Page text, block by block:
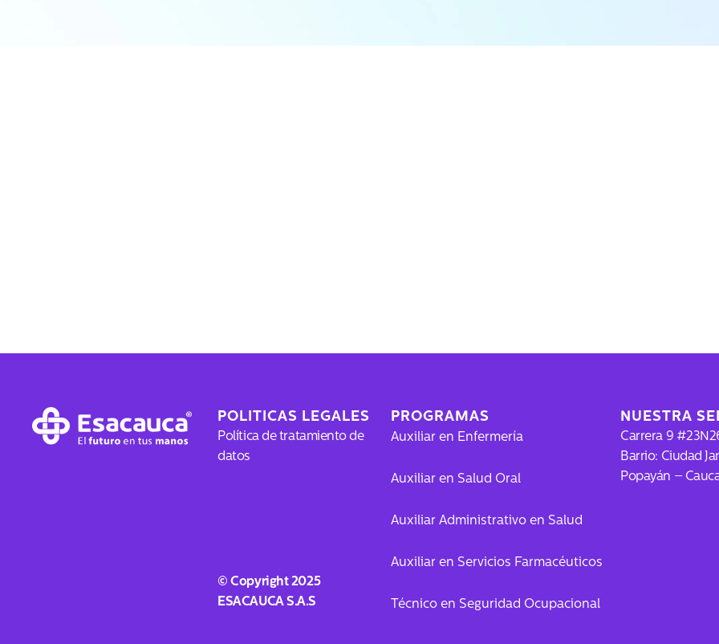
POLITICAS LEGALES
Política de tratamiento de
datos
© Copyright 2025
ESACAUCA S.A.S
PROGRAMAS
Auxiliar en Enfermería
Auxiliar en Salud Oral
Auxiliar Administrativo en Salud
Auxiliar en Servicios Farmacéuticos
Técnico en Seguridad Ocupacional
NUESTRA
Carrera 9
Barrio: Ciudad
Popayán –